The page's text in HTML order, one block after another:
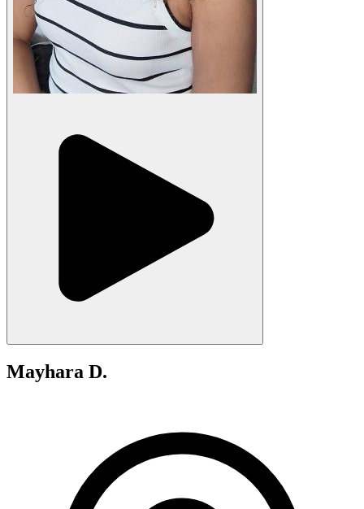
Mayhara D.